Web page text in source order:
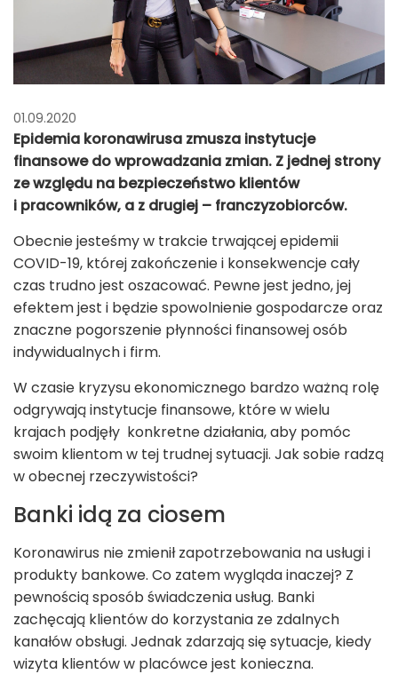
01.09.2020
Epidemia koronawirusa zmusza instytucje
finansowe do wprowadzania zmian. Z jednej strony
ze względu na bezpieczeństwo klientów
i pracowników, a z drugiej – franczyzobiorców.
Obecnie jesteśmy w trakcie trwającej epidemii
COVID-19, której zakończenie i konsekwencje cały
czas trudno jest oszacować. Pewne jest jedno, jej
efektem jest i będzie spowolnienie gospodarcze oraz
znaczne pogorszenie płynności finansowej osób
indywidualnych i firm.
W czasie kryzysu ekonomicznego bardzo ważną rolę
odgrywają instytucje finansowe, które w wielu
krajach podjęły konkretne działania, aby pomóc
swoim klientom w tej trudnej sytuacji. Jak sobie radzą
w obecnej rzeczywistości?
Banki idą za ciosem
Koronawirus nie zmienił zapotrzebowania na usługi i
produkty bankowe. Co zatem wygląda inaczej? Z
pewnością sposób świadczenia usług. Banki
zachęcają klientów do korzystania ze zdalnych
kanałów obsługi. Jednak zdarzają się sytuacje, kiedy
wizyta klientów w placówce jest konieczna.